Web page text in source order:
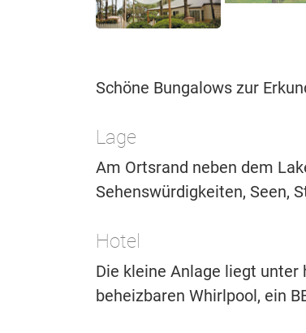
Schöne Bungalows zur
Lage
Am Ortsrand neben dem
Sehenswürdigkeiten, Seen,
Hotel
Die kleine Anlage liegt unter
beheizbaren Whirlpool, ein